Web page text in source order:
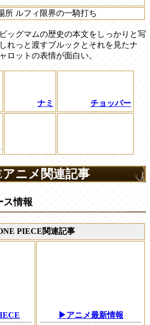
所 ルフィ限界の一騎打ち
ッグマムの歴史の本文をしっかりと写
れっと渡すブルックとそれを見たナ
ロットの表情が面白い。
ナミ チョッパー
ニメ関連記事
ス情報
PIECE関連記事
▶アニメ最新情報